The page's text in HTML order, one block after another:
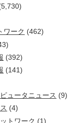
ワーク (462)
(392)
(141)
ュータニュース (9)
(4)
トワーク (1)